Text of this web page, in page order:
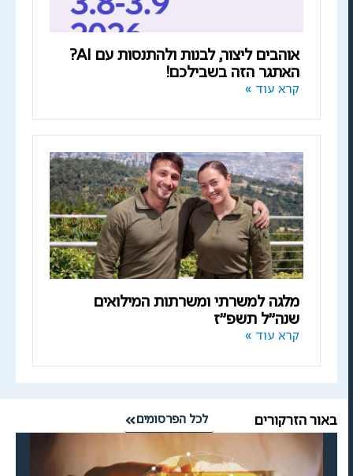
אוהבים ליצור, לבנות ולהתנסות עם AI?
האתגר הזה בשבילכם!
קרא עוד »
מלגה למשרתי ומשרתות המילואים
שנה"ל תשפ"ז
קרא עוד »
באור הזרקורים לכל הפרסומים